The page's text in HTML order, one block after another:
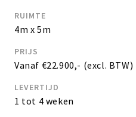
RUIMTE
4m x 5m
PRIJS
Vanaf €22.900,- (excl. BTW)
LEVERTIJD
1 tot 4 weken